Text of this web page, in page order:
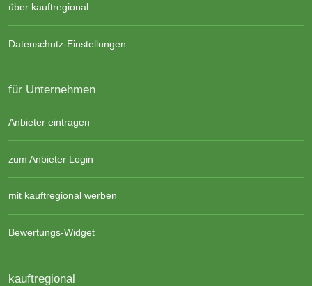
über kauftregional
Datenschutz-Einstellungen
für Unternehmen
Anbieter eintragen
zum Anbieter Login
mit kauftregional werben
Bewertungs-Widget
kauftregional